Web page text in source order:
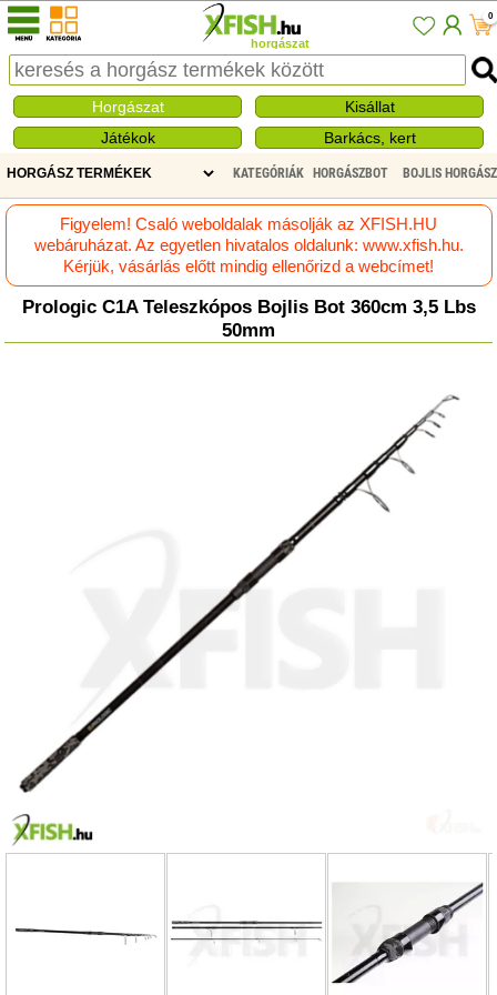
horgászat
0
Horgászat
Kisállat
Játékok
Barkács, kert
KATEGÓRIÁK HORGÁSZBOT BOJLIS
Figyelem! Csaló weboldalak másolják az XFISH.HU
webáruházat. Az egyetlen hivatalos oldalunk: www.xfish.hu.
Kérjük, vásárlás előtt mindig ellenőrizd a webcímet!
Prologic C1A Teleszkópos Bojlis Bot 360cm 3,5 Lbs
50mm